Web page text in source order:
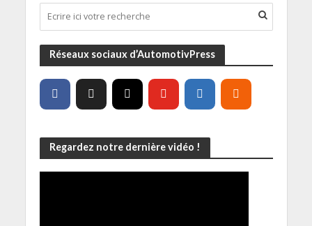
Réseaux sociaux d’AutomotivPress
Regardez notre dernière vidéo !